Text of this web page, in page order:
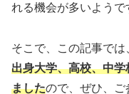
れる機会が多いようで
そこで、この記事では
出身大学、高校、中
ましたので、ぜひ、ご